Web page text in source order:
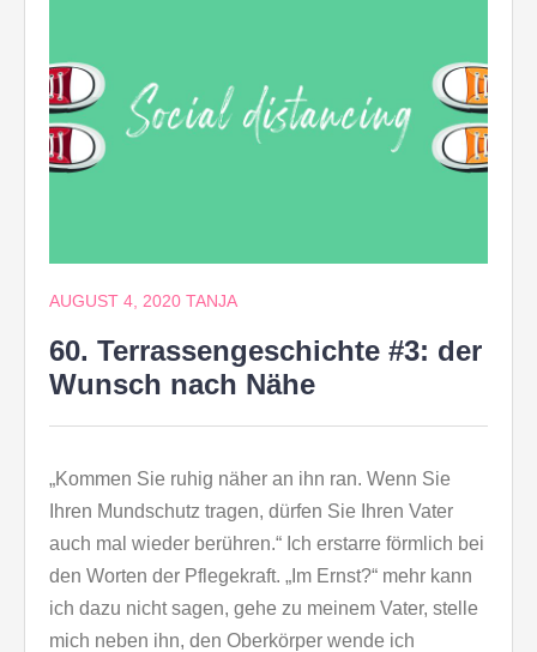
AUGUST 4, 2020 TANJA
60. Terrassengeschichte #3: der
Wunsch nach Nähe
„Kommen Sie ruhig näher an ihn ran. Wenn Sie
Ihren Mundschutz tragen, dürfen Sie Ihren Vater
auch mal wieder berühren.“ Ich erstarre förmlich bei
den Worten der Pflegekraft. „Im Ernst?“ mehr kann
ich dazu nicht sagen, gehe zu meinem Vater, stelle
mich neben ihn, den Oberkörper wende ich